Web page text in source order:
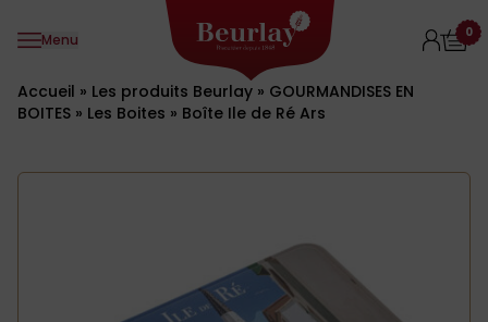
Menu 0
Accueil » Les produits Beurlay » GOURMANDISES EN
BOITES » Les Boites » Boîte Ile de Ré Ars